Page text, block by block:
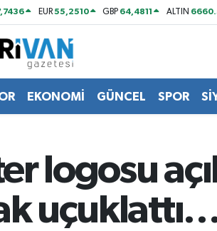
EUR55,2510 GBP 64,4811 ALTIN
EKONOMİ GÜNCEL SPOR
logosu
Fikstür